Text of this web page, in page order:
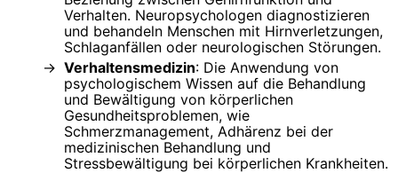
Verhalten. Neuropsychologen diagnostizieren
und behandeln Menschen mit Hirnverletzungen,
Schlaganfällen oder neurologischen Störungen.
Verhaltensmedizin: Die Anwendung von
psychologischem Wissen auf die Behandlung
und Bewältigung von körperlichen
Gesundheitsproblemen, wie
Schmerzmanagement, Adhärenz bei der
medizinischen Behandlung und
Stressbewältigung bei körperlichen Krankheiten.